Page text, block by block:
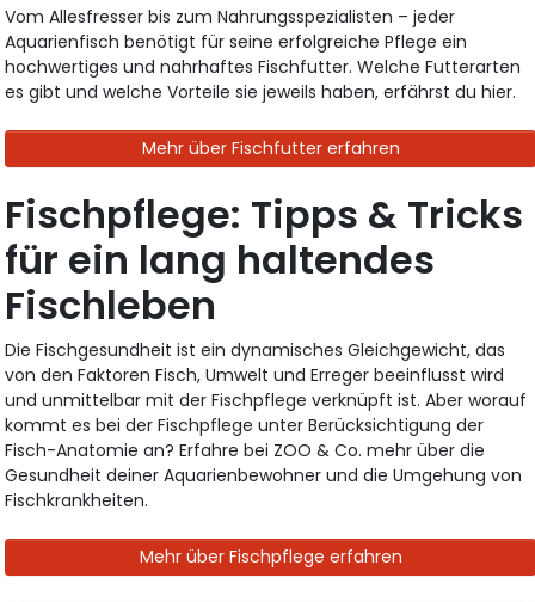
Vom Allesfresser bis zum Nahrungsspezialisten – jeder
Aquarienfisch benötigt für seine erfolgreiche Pflege ein
hochwertiges und nahrhaftes Fischfutter. Welche Futterarten
es gibt und welche Vorteile sie jeweils haben, erfährst du hier.
Mehr über Fischfutter erfahren
Fischpflege: Tipps & Tricks
für ein lang haltendes
Fischleben
Die Fischgesundheit ist ein dynamisches Gleichgewicht, das
von den Faktoren Fisch, Umwelt und Erreger beeinflusst wird
und unmittelbar mit der Fischpflege verknüpft ist. Aber worauf
kommt es bei der Fischpflege unter Berücksichtigung der
Fisch-Anatomie an? Erfahre bei ZOO & Co. mehr über die
Gesundheit deiner Aquarienbewohner und die Umgehung von
Fischkrankheiten.
Mehr über Fischpflege erfahren